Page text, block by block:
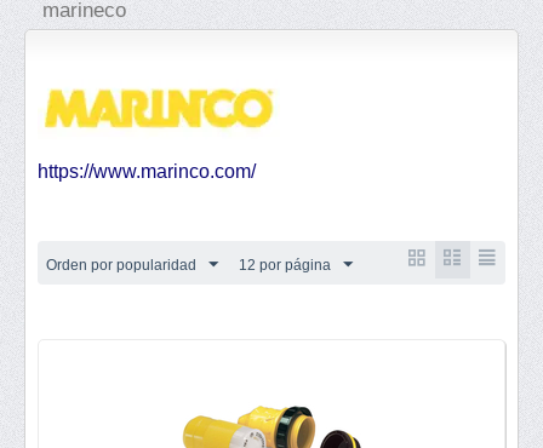
marineco
https://www.marinco.com/
Orden por popularidad 12 por página